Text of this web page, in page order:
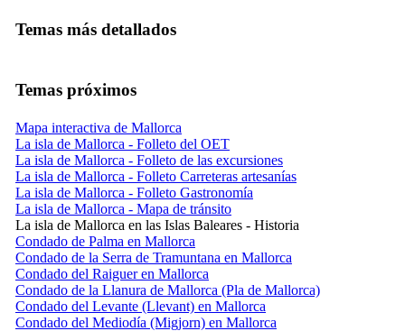
Temas más detallados
Temas próximos
Mapa interactiva de Mallorca
La isla de Mallorca - Folleto del OET
La isla de Mallorca - Folleto de las excursiones
La isla de Mallorca - Folleto Carreteras artesanías
La isla de Mallorca - Folleto Gastronomía
La isla de Mallorca - Mapa de tránsito
La isla de Mallorca en las Islas Baleares - Historia
Condado de Palma en Mallorca
Condado de la Serra de Tramuntana en Mallorca
Condado del Raiguer en Mallorca
Condado de la Llanura de Mallorca (Pla de Mallorca)
Condado del Levante (Llevant) en Mallorca
Condado del Mediodía (Migjorn) en Mallorca